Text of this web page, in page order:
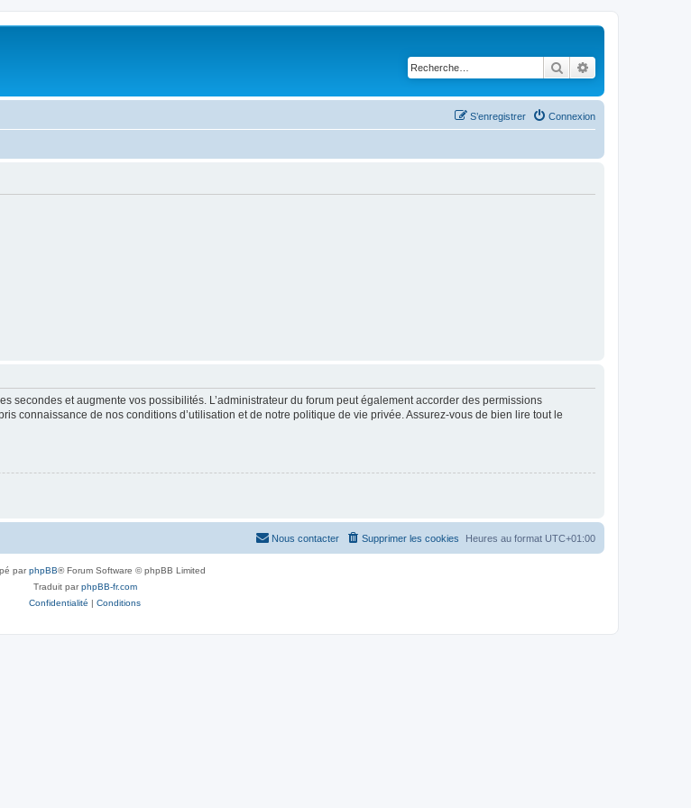
Rechercher
Connexion
S’enregistrer
secondes et augmente vos possibilités. L’administrateur du forum peut également accorder des permissions
connaissance de nos conditions d’utilisation et de notre politique de vie privée. Assurez-vous de bien lire tout le
Heures au format UTC+01:00
Supprimer les cookies
Nous contacter
parphpBB® Forum Software © phpBB Limited
Traduit parphpBB-fr.com
Confidentialité | Conditions